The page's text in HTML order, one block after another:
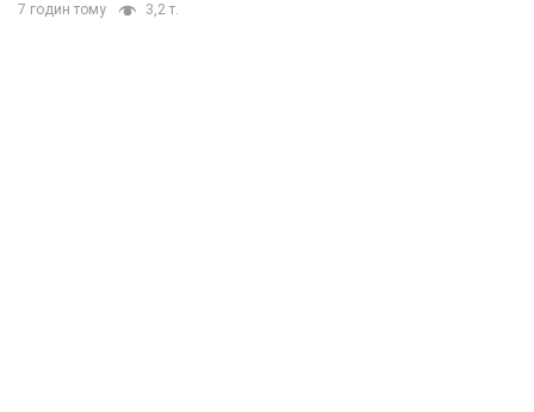
7 годин тому 3,2 т.